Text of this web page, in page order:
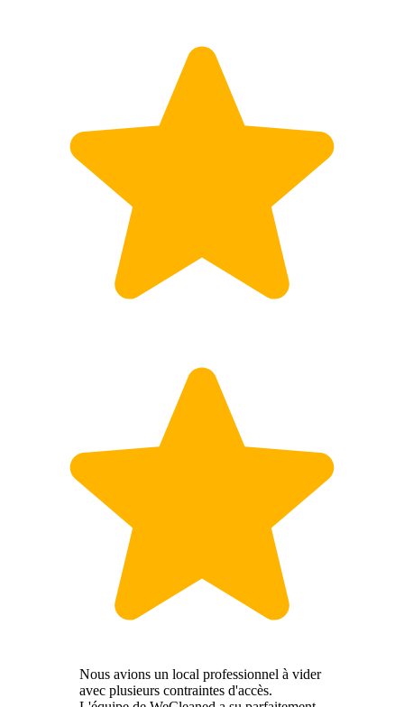
Nous avions un local professionnel à vider
avec plusieurs contraintes d'accès.